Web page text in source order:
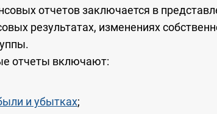
отчетов заключается в
результатах, изменениях
отчеты включают:
и убытках;